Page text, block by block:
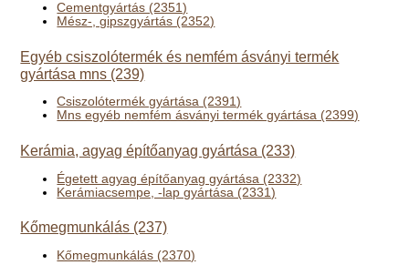
Cementgyártás (2351)
Mész-, gipszgyártás (2352)
Egyéb csiszolótermék és nemfém ásványi termék
gyártása mns (239)
Csiszolótermék gyártása (2391)
Mns egyéb nemfém ásványi termék gyártása (2399)
Kerámia, agyag építőanyag gyártása (233)
Égetett agyag építőanyag gyártása (2332)
Kerámiacsempe, -lap gyártása (2331)
Kőmegmunkálás (237)
Kőmegmunkálás (2370)